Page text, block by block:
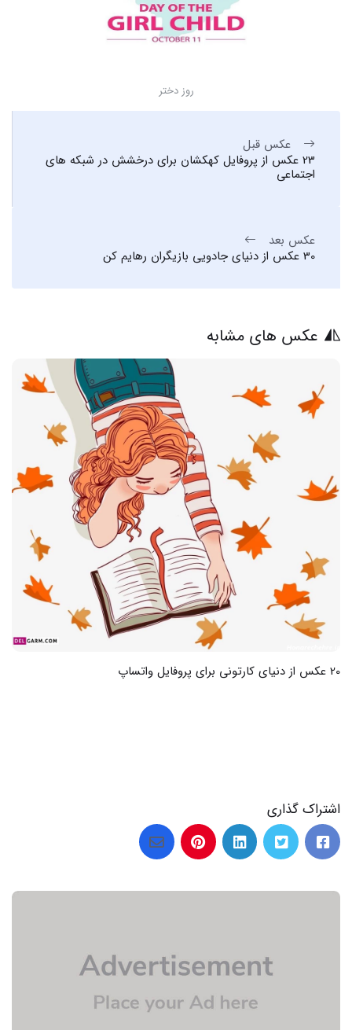
روز دختر
عکس قبل
23 عکس از پروفایل کهکشان برای درخشش در شبکه های
اجتماعی
عکس بعد
30 عکس از دنیای جادویی بازیگران رهایم کن
عکس های مشابه
35 عکس از پروفایل واتساپ محرمی جدید برای نمایش احساسات و
شور و عشق
اشتراک گذاری